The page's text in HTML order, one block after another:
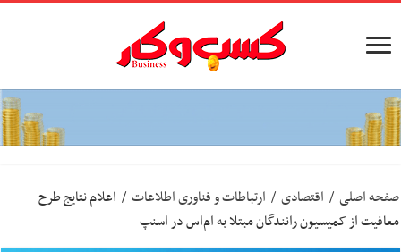
صفحه اصلی / اقتصادی / ارتباطات و فناوری اطلاعات / اعلام نتایج طرح
معافیت از کمیسیون رانندگان مبتلا به ام‌اس در اسنپ